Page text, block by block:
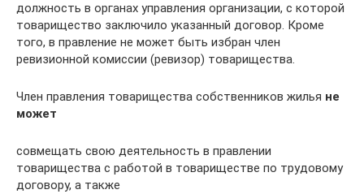
должность в органах управления организации, с которой
товарищество заключило указанный договор. Кроме
того, в правление не может быть избран член
ревизионной комиссии (ревизор) товарищества.
Член правления товарищества собственников жилья не
может
совмещать свою деятельность в правлении
товарищества с работой в товариществе по трудовому
договору, а также